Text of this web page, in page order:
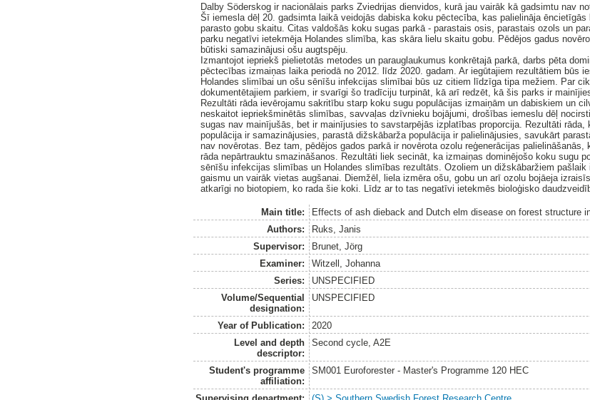
Dalby Söderskog ir nacionālais parks Zviedrijas dienvidos, kurā jau vairāk kā gadsimtu nav
Šī iemesla dēļ 20. gadsimta laikā veidojās dabiska koku pēctecība, kas palielināja
parasto gobu skaitu. Citas valdošās koku sugas parkā - parastais osis, parastais ozols un
parku negatīvi ietekmēja Holandes slimība, kas skāra lielu skaitu gobu. Pēdējos gadus
būtiski samazinājusi ošu augtspēju.
Izmantojot iepriekš pielietotās metodes un parauglaukumus konkrētajā parkā, darbs pēta
pēctecības izmaiņas laika periodā no 2012. līdz 2020. gadam. Ar iegūtajiem rezultātiem būs
Holandes slimībai un ošu sēnīšu infekcijas slimībai būs uz citiem līdzīga tipa mežiem. Par
dokumentētajiem parkiem, ir svarīgi šo tradīciju turpināt, kā arī redzēt, kā šis parks ir
Rezultāti rāda ievērojamu sakritību starp koku sugu populācijas izmaiņām un dabiskiem un
neskaitot iepriekšminētās slimības, savvaļas dzīvnieku bojājumi, drošības iemeslu dēļ
sugas nav mainījušās, bet ir mainījusies to savstarpējās izplatības proporcija. Rezultāti rāda,
populācija ir samazinājusies, parastā dižskābarža populācija ir palielinājusies, savukārt
nav novērotas. Bez tam, pēdējos gados parkā ir novērota ozolu reģenerācijas
rāda nepārtrauktu smazināšanos. Rezultāti liek secināt, ka izmaiņas dominējošo koku sugu
sēnīšu infekcijas slimības un Holandes slimības rezultāts. Ozoliem un dižskābaržiem pašlaik
gaismu un vairāk vietas augšanai. Diemžēl, liela izmēra ošu, gobu un arī ozolu bojāeja
atkarīgi no biotopiem, ko rada šie koki. Līdz ar to tas negatīvi ietekmēs bioloģisko
Main title:
Effects of ash dieback and Dutch elm disease on forest structure
Authors:
Ruks, Janis
Supervisor:
Brunet, Jörg
Examiner:
Witzell, Johanna
Series:
UNSPECIFIED
Volume/Sequential
designation:
UNSPECIFIED
Year of Publication:
2020
Level and depth
descriptor:
Second cycle, A2E
Student's programme
affiliation:
SM001 Euroforester - Master's Programme 120 HEC